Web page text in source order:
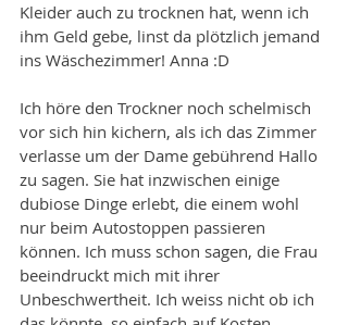
Kleider auch zu trocknen hat, wenn ich
ihm Geld gebe, linst da plötzlich jemand
ins Wäschezimmer! Anna :D
Ich höre den Trockner noch schelmisch
vor sich hin kichern, als ich das Zimmer
verlasse um der Dame gebührend Hallo
zu sagen. Sie hat inzwischen einige
dubiose Dinge erlebt, die einem wohl
nur beim Autostoppen passieren
können. Ich muss schon sagen, die Frau
beeindruckt mich mit ihrer
Unbeschwertheit. Ich weiss nicht ob ich